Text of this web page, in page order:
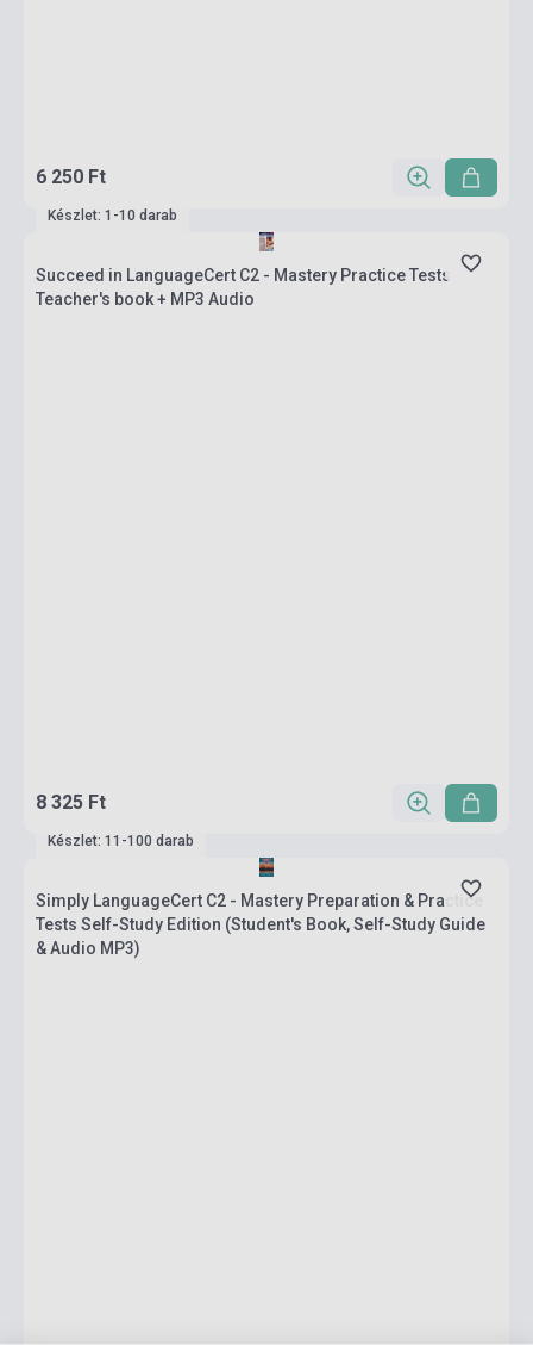
6 250 Ft
Készlet: 1-10 darab
Succeed in LanguageCert C2 - Mastery Practice Tests
Teacher's book + MP3 Audio
8 325 Ft
Készlet: 11-100 darab
Simply LanguageCert C2 - Mastery Preparation & Practice
Tests Self-Study Edition (Student's Book, Self-Study Guide
& Audio MP3)